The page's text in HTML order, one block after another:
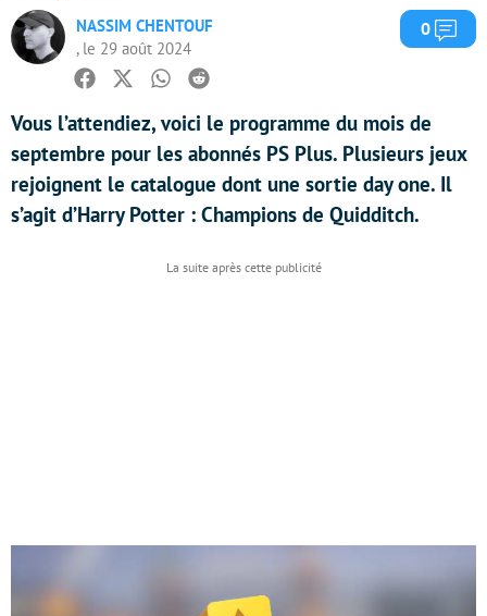
NASSIM CHENTOUF
, le 29 août 2024
0
Facebook
TwitterWhatsapp
Reddit
Vous l’attendiez, voici le programme du mois de
septembre pour les abonnés PS Plus. Plusieurs jeux
rejoignent le catalogue dont une sortie day one. Il
s’agit d’Harry Potter : Champions de Quidditch.